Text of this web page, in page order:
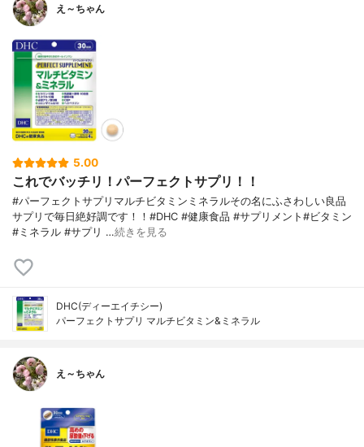
え～ちゃん
5.00
これでバッチリ！パーフェクトサプリ！！
#パーフェクトサプリマルチビタミンミネラルその名にふさわしい良品
サプリで毎日絶好調です！！#DHC #健康食品 #サプリメント#ビタミン
#ミネラル #サプリ …続きを見る
DHC(ディーエイチシー)
パーフェクトサプリ マルチビタミン&ミネラル
え～ちゃん